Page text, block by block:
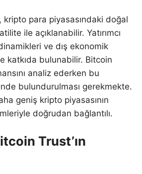
para piyasasındaki doğal
ile açıklanabilir. Yatırımcı
ve dış ekonomik
katkıda bulunabilir. Bitcoin
analiz ederken bu
bulundurulması gerekmekte.
geniş kripto piyasasının
doğrudan bağlantılı.
Trust’ın